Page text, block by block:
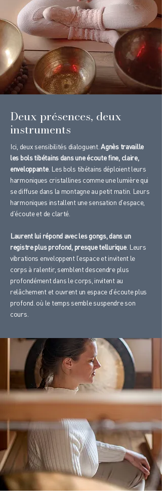
Deux présences, deux
instruments
Ici, deux sensibilités dialoguent.Agnès travaille
les bols tibétains dans une écoute fine, claire,
enveloppante. Les bols tibétains déploient leurs
harmoniques cristallines comme une lumière qui
se diffuse dans la montagne au petit matin. Leurs
harmoniques installent une sensation d’espace,
d’écoute et de clarté.
Laurent lui répond avec les gongs, dans un
registre plus profond, presque tellurique. Leurs
vibrations enveloppent l’espace et invitent le
corps à ralentir, semblent descendre plus
profondément dans le corps, invitent au
relâchement et ouvrent un espace d’écoute plus
profond. où le temps semble suspendre son
cours.